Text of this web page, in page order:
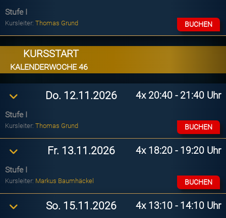
Stufe I
Kursleiter: Thomas Grund BUCHEN
KURSSTART
KALENDERWOCHE 46
Do. 12.11.2026 4x20:40 - 21:40 Uhr
Stufe I
Kursleiter: Thomas Grund BUCHEN
Fr. 13.11.2026 4x18:20 - 19:20 Uhr
Stufe I
Kursleiter: Markus Baumhäckel BUCHEN
So. 15.11.2026 4x13:10 - 14:10 Uhr